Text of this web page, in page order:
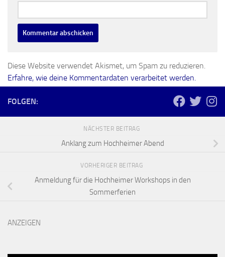
Diese Website verwendet Akismet, um Spam zu reduzieren.
Erfahre, wie deine Kommentardaten verarbeitet werden.
FOLGEN:
NÄCHSTER BEITRAG
Anklang zum Hochheimer Abend
VORHERIGER BEITRAG
Anmeldung für die Hochheimer Workshops in den
Sommerferien
ANZEIGEN